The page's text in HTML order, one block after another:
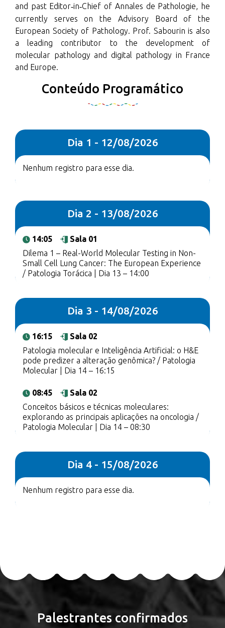
and past Editor‑in‑Chief of Annales de Pathologie, he
currently serves on the Advisory Board of the
European Society of Pathology. Prof. Sabourin is also
a leading contributor to the development of
molecular pathology and digital pathology in France
and Europe.
Conteúdo Programático
Dia 1 - 12/08/2026
Nenhum registro para esse dia.
Dia 2 - 13/08/2026
14:05
Sala 01
Dilema 1 – Real-World Molecular Testing in Non-
Small Cell Lung Cancer: The European Experience
/ Patologia Torácica | Dia 13 – 14:00
Dia 3 - 14/08/2026
16:15
Sala 02
Patologia molecular e Inteligência Artificial: o H&E
pode predizer a alteração genômica? / Patologia
Molecular | Dia 14 – 16:15
08:45
Sala 02
Conceitos básicos e técnicas moleculares:
explorando as principais aplicações na oncologia /
Patologia Molecular | Dia 14 – 08:30
Dia 4 - 15/08/2026
Nenhum registro para esse dia.
Palestrantes confirmados